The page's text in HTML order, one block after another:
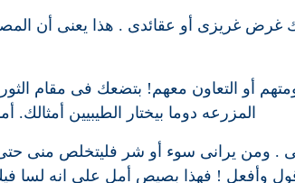
غرض غريزى أو عقائدى . هذا يعنى أن
أو التعاون معهم! بتضعك فى مقام
المزرعه دوما بيختار الطيبيين
. ومن يرانى سوء أو شر فليتخلص منى
وأفعل ! فهذا بصيص أمل على انه لسا